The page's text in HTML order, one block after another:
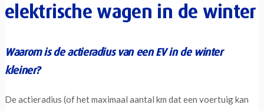
elektrische wagen in de winter
Waarom is de actieradius van een EV in de winter
kleiner?
De actieradius (of het maximaal aantal km dat een voertuig kan